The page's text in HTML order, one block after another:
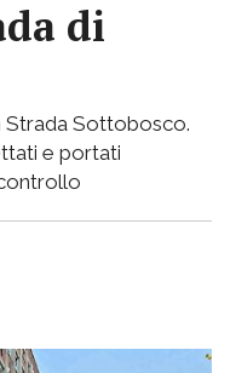
di
Strada Sottobosco.
e portati